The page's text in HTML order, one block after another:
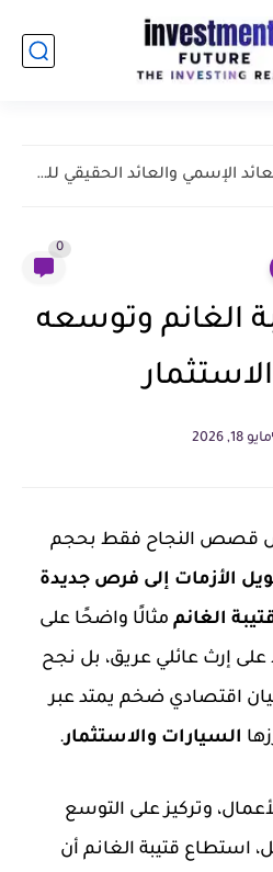
نجاحات طارق نور | من الإعلانات إلى الاستثمار الإعلامي
0
الغانم وتوسعه
مايو 18, 2026
قصص النجاح فقط بحجم
الأزمات إلى فرص جديدة
الغانم مثالًا واضحًا على
على إرث عائلي عريق، بل نجح
اقتصادي ضخم يمتد عبر
السيارات والاستثمار.
وتركيز على التوسع
استطاع قتيبة الغانم أن